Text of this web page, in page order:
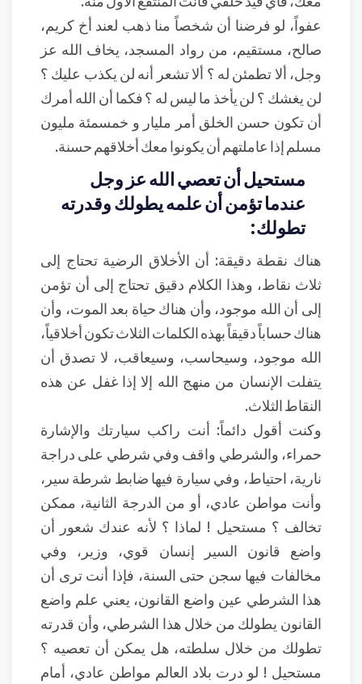
عفواً، لو فرضنا أن شخصاً منا ذهب لعند أخ كريم،
صالح، مستقيم، من رواد المسجد، يخاف الله عز
وجل، ألا تطمئن له ؟ ألا تشعر أنه لن يكذب عليك ؟
لن يغشك ؟ لن يأخذ ما ليس له ؟ فكما أن الله أمرك
أن تكون حسن الخلق أمر مليار و خمسمئة مليون
مسلم إذا عاملتهم أن يكونوا معك أخلاقهم حسنة.
مستحيل أن تعصي الله عز وجل
عندما تؤمن أن علمه يطولك وقدرته
تطولك:
هناك نقطة دقيقة: أن الأخلاق الرضية تحتاج إلى
ثلاث نقاط، وهذا الكلام دقيق تحتاج إلى أن تؤمن
إلى أن الله موجود، وأن هناك حياة بعد الموت، وأن
هناك حساباً دقيقاً بهذه الكلمات الثلاث تكون أخلاقياً،
الله موجود، وسيحاسب، وسيعاقب، لا تصدق أن
يتفلت الإنسان من منهج الله إلا إذا غفل عن هذه
النقاط الثلاث.
وكنت أقول دائماً: أنت راكب سيارتك والإشارة
حمراء، والشرطي واقف وفي شرطي على دراجة
نارية، احتياط، وفي سيارة فيها ضابط شرطة سير،
وأنت مواطن عادي، أو من الدرجة الثانية، ممكن
تخالف ؟ مستحيل ! لماذا ؟ لأنه عندك شعور أن
واضع قانون السير إنسان قوي، وزير، وفي
مخالفات فيها سجن حتى السنة، فإذا أنت ترى أن
هذا الشرطي عين واضع القانون، يعني علم واضع
القانون يطولك من خلال هذا الشرطي، وأن قدرته
تطولك من خلال سلطته، هل يمكن أن تعصيه ؟
مستحيل ! لو درت بلاد العالم مواطن عادي، أمام